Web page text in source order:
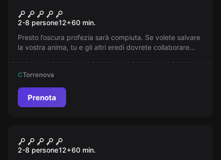
Monaco Oscuro
2-8 persone12+60 min.
Presto l’oscura profezia sarà compiuta. Se volete salvare
la vostra anima, tu e gli altri eredi dovrete collaborare
CTorrenova
Prenota
I Segreti d’Egitto
2-8 persone12+60 min.